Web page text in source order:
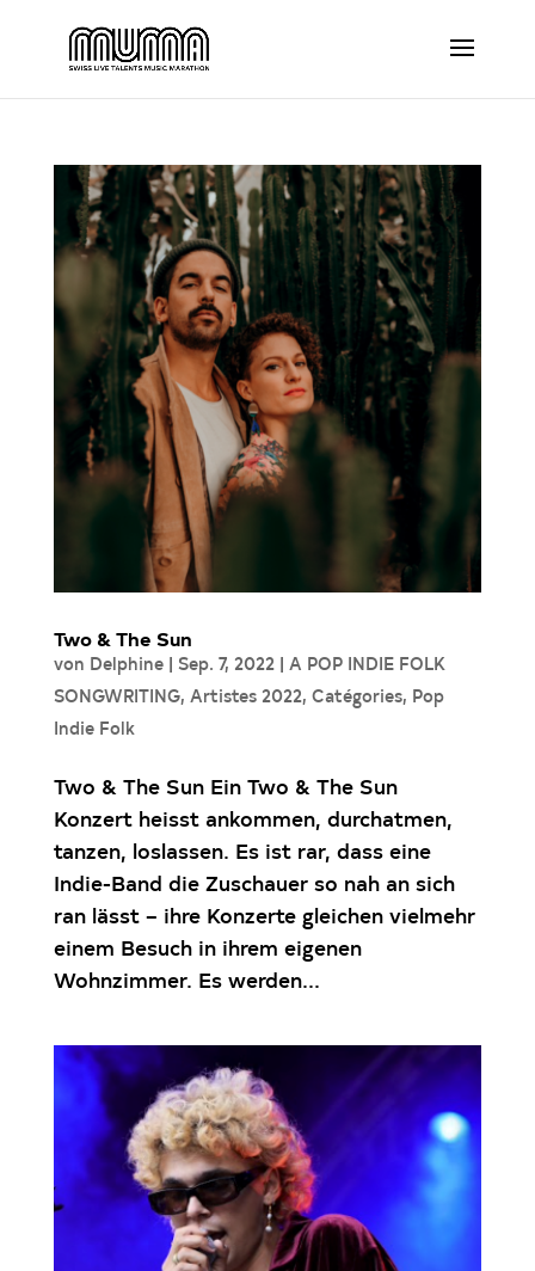
Two & The Sun
von Delphine| Sep. 7, 2022| A POP INDIE FOLK
SONGWRITING, Artistes 2022, Catégories, Pop
Indie Folk
Two & The Sun Ein Two & The Sun
Konzert heisst ankommen, durchatmen,
tanzen, loslassen. Es ist rar, dass eine
Indie-Band die Zuschauer so nah an sich
ran lässt – ihre Konzerte gleichen vielmehr
einem Besuch in ihrem eigenen
Wohnzimmer. Es werden...